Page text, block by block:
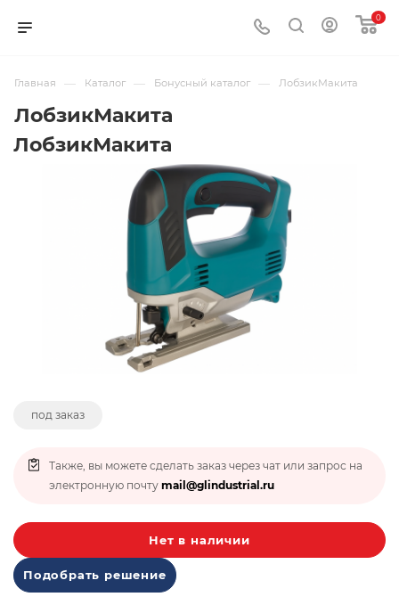
0
Главная — Каталог — Бонусный каталог — ЛобзикМакита
ЛобзикМакита
ЛобзикМакита
под заказ
Также, вы можете сделать заказ через чат или запрос на
электронную почту mail@glindustrial.ru
Нет в наличии
Подобрать решение